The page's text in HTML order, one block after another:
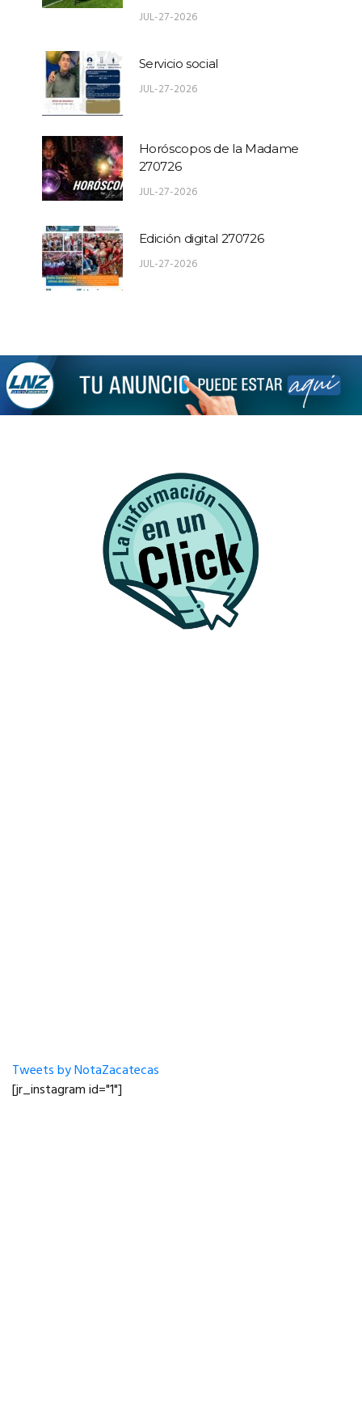
JUL-27-2026
Servicio social
JUL-27-2026
Horóscopos de la Madame
270726
JUL-27-2026
Edición digital 270726
JUL-27-2026
Tweets by NotaZacatecas
[jr_instagram id="1"]